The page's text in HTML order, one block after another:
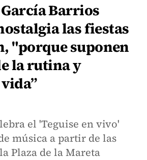
Barrios
las fiestas
"porque suponen
la rutina y
el 'Teguise en vivo'
música a partir de las
Plaza de la Mareta